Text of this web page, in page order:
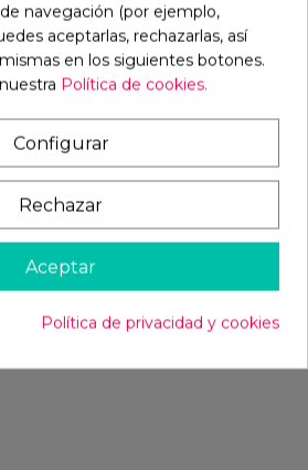
catálogo
y pedirnos las tarifas
navegación (por ejemplo,
aceptarlas, rechazarlas, así
en los siguientes botones.
Política de cookies.
Configurar
Rechazar
Aceptar
Política de privacidad y cookies